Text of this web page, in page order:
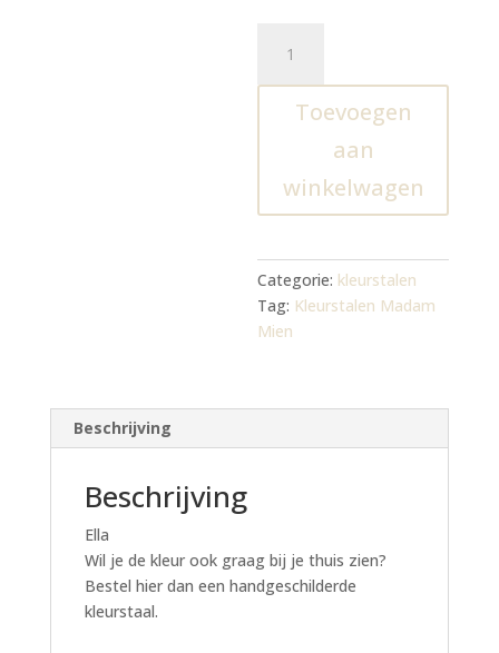
aantal
Toevoegen
aan
winkelwagen
Categorie: kleurstalen
Tag: Kleurstalen Madam
Mien
Beschrijving
Beschrijving
Ella
Wil je de kleur ook graag bij je thuis zien?
Bestel hier dan een handgeschilderde
kleurstaal.